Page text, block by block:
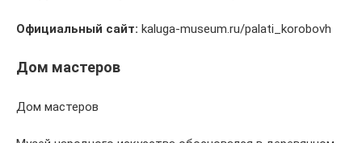
Официальный сайт: kaluga-museum.ru/palati_korobovh
Дом мастеров
Дом мастеров